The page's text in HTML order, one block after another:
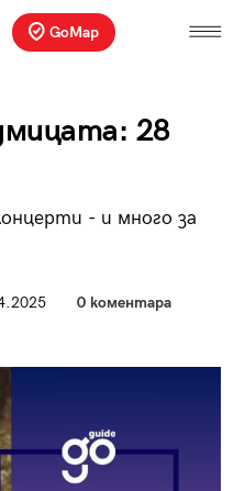
GoMap
28
- и много за
0 коментара